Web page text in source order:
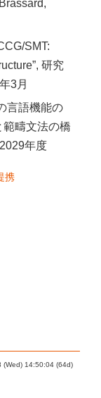
SMT:
研究
3月
言語機能の
疇文法の橋
年度
携
(Wed) 14:50:04 (64d)